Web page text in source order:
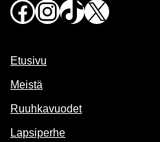
Facebook
Instagram
TikTok
X
Etusivu
Meistä
Ruuhkavuodet
Lapsiperhe